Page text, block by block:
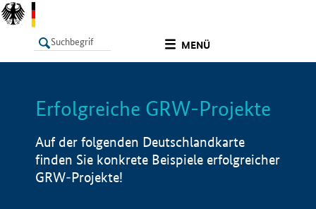
MENÜ
LISTE Info
Erfolgreiche GRW-Projekte
Auf der folgenden Deutschlandkarte
finden Sie konkrete Beispiele erfolgreicher
GRW-Projekte!